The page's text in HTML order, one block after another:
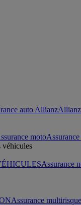
auto AllianzAllianz
moto
Assurance
Assurance